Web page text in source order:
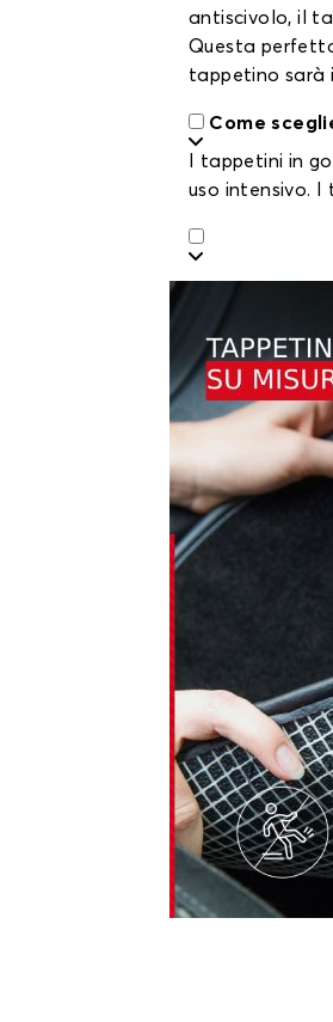
antiscivolo, il
Questa
tappetino sarà
Come
I tappetini in
uso intensivo.